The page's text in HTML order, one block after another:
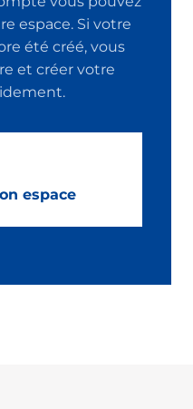
espace. Si votre
été créé, vous
et créer votre
espace